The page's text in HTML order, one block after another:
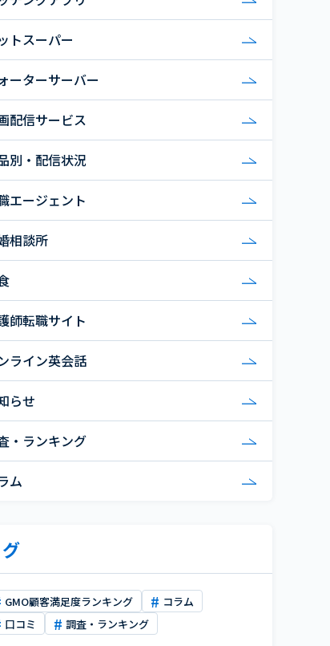
トスーパー
ーターサーバー
配信サービス
別・配信状況
エージェント
相談所
師転職サイト
ライン英会話
らせ
・ランキング
ム
GMO顧客満足度ランキング
コラム
口コミ
調査・ランキング